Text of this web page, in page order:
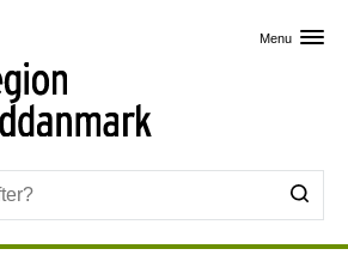
Menu